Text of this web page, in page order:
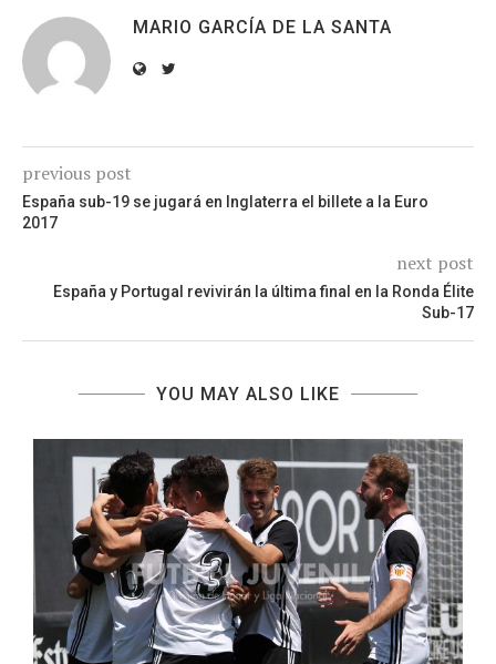
MARIO GARCÍA DE LA SANTA
previous post
España sub-19 se jugará en Inglaterra el billete a la Euro
2017
next post
España y Portugal revivirán la última final en la Ronda Élite
Sub-17
YOU MAY ALSO LIKE